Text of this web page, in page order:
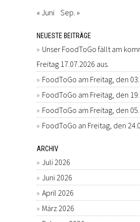
« Juni Sep. »
NEUESTE BEITRÄGE
Unser FoodToGo fällt am
Freitag 17.07.2026 aus.
FoodToGo am Freitag, den
FoodToGo am Freitag, den
FoodToGo am Freitag, den
FoodToGo an Freitag, den
ARCHIV
Juli 2026
Juni 2026
April 2026
März 2026